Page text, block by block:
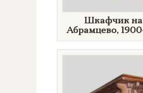
Шкафчик
Абрамцево,